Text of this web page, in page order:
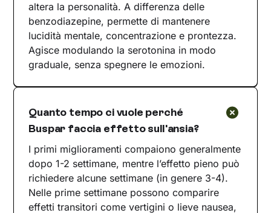
altera la personalità. A differenza delle
benzodiazepine, permette di mantenere
lucidità mentale, concentrazione e prontezza.
Agisce modulando la serotonina in modo
graduale, senza spegnere le emozioni.
Quanto tempo ci vuole perché
Buspar faccia effetto sull'ansia?
I primi miglioramenti compaiono generalmente
dopo 1-2 settimane, mentre l’effetto pieno può
richiedere alcune settimane (in genere 3-4).
Nelle prime settimane possono comparire
effetti transitori come vertigini o lieve nausea,